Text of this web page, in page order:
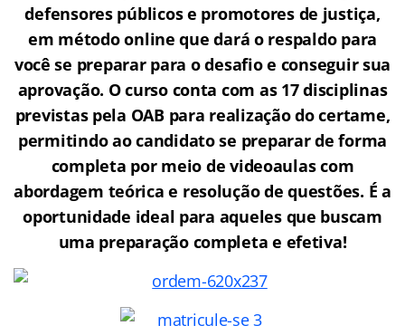
defensores públicos e promotores de justiça,
em método online que dará o respaldo para
você se preparar para o desafio e conseguir sua
aprovação. O curso conta com as 17 disciplinas
previstas pela OAB para realização do certame,
permitindo ao candidato se preparar de forma
completa por meio de videoaulas com
abordagem teórica e resolução de questões. É a
oportunidade ideal para aqueles que buscam
uma preparação completa e efetiva!